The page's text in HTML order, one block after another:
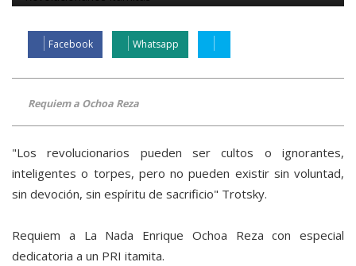
Facebook Whatsapp
Requiem a Ochoa Reza
"Los revolucionarios pueden ser cultos o ignorantes,
inteligentes o torpes, pero no pueden existir sin voluntad,
sin devoción, sin espíritu de sacrificio" Trotsky.
Requiem a La Nada Enrique Ochoa Reza con especial
dedicatoria a un PRI itamita.